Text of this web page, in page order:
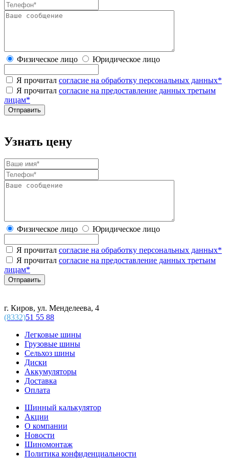
Физическое лицо Юридическое лицо
Я прочитал согласие на обработку персональных данных*
Я прочитал согласие на предоставление данных третьим
лицам*
Узнать цену
Физическое лицо Юридическое лицо
Я прочитал согласие на обработку персональных данных*
Я прочитал согласие на предоставление данных третьим
лицам*
г. Киров, ул. Менделеева, 4
(8332)51 55 88
Легковые шины
Грузовые шины
Сельхоз шины
Диски
Аккумуляторы
Доставка
Оплата
Шинный калькулятор
Акции
О компании
Новости
Шиномонтаж
Политика конфиденциальности